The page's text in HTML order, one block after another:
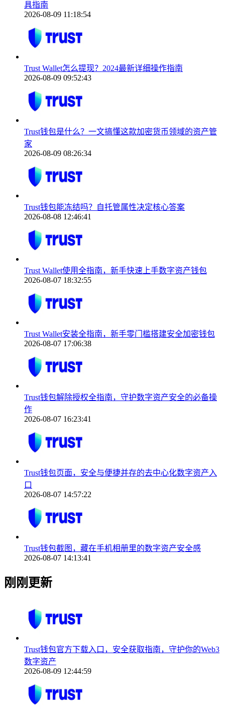
具指南
2026-08-09 11:18:54
Trust Wallet怎么提现？2024最新详细操作指南
2026-08-09 09:52:43
Trust钱包是什么？一文搞懂这款加密货币领域的资产管
家
2026-08-09 08:26:34
Trust钱包能冻结吗？自托管属性决定核心答案
2026-08-08 12:46:41
Trust Wallet使用全指南，新手快速上手数字资产钱包
2026-08-07 18:32:55
Trust Wallet安装全指南，新手零门槛搭建安全加密钱包
2026-08-07 17:06:38
Trust钱包解除授权全指南，守护数字资产安全的必备操
作
2026-08-07 16:23:41
Trust钱包页面，安全与便捷并存的去中心化数字资产入
口
2026-08-07 14:57:22
Trust钱包截图，藏在手机相册里的数字资产安全感
2026-08-07 14:13:41
刚刚更新
Trust钱包官方下载入口，安全获取指南，守护你的Web3
数字资产
2026-08-09 12:44:59